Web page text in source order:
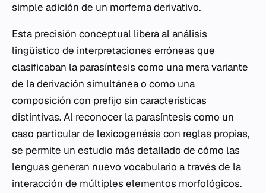
simple adición de un morfema derivativo.
Esta precisión conceptual libera al análisis
lingüístico de interpretaciones erróneas que
clasificaban la parasíntesis como una mera variante
de la derivación simultánea o como una
composición con prefijo sin características
distintivas. Al reconocer la parasíntesis como un
caso particular de lexicogenésis con reglas propias,
se permite un estudio más detallado de cómo las
lenguas generan nuevo vocabulario a través de la
interacción de múltiples elementos morfológicos.